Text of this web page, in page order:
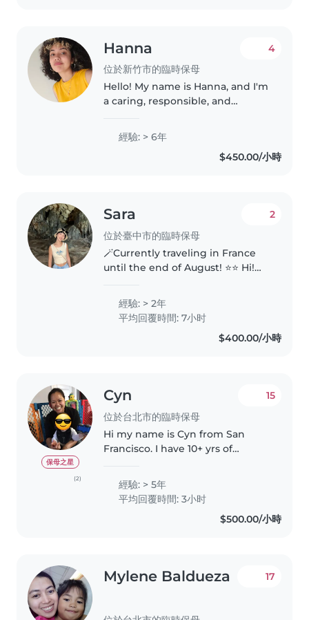
Hanna
位於新竹市的臨時保母
4
Hello! My name is Hanna, and I'm
a caring, responsible, and
Taiwan. I love spending time
with children and supporting
their growth through play,
經驗: > 6年
$450.00/小時
Sara
位於臺中市的臨時保母
2
🪄Currently traveling in France
until the end of August! ⭐️⭐️ Hi!
babysitter based in Northcote.
With 2 years of experience
looking after kids from 3 years..
經驗: > 2年
平均回覆時間: 7小时
$400.00/小時
保母之星
(2)
Cyn
位於台北市的臨時保母
15
Hi my name is Cyn from San
Francisco. I have 10+ yrs of
children from the ages of 6
months to 6 yrs old. I enjoy
spending time reading with and
經驗: > 5年
平均回覆時間: 3小时
$500.00/小時
Mylene Baldueza 17